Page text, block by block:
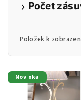
Počet
Položek k
V
ý
Novinka